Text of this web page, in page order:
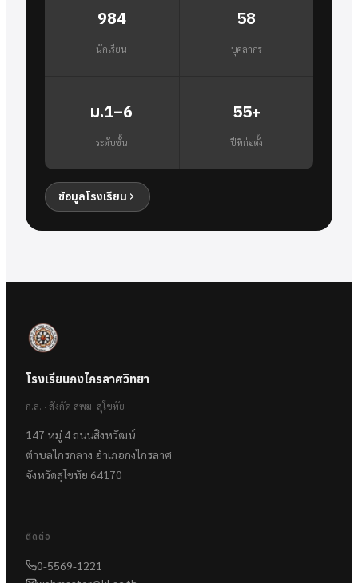
984
นักเรียน
58
บุคลากร
ม.1–6
ระดับชั้น
55+
ปีที่ก่อตั้ง
ข้อมูลโรงเรียน
โรงเรียนกงไกรลาศวิทยา
ก.ล. · สังกัด สพม. สุโขทัย
147 หมู่ 4 ถนนสิงหวัฒน์
ตำบลไกรกลาง อำเภอกงไกรลาศ
จังหวัดสุโขทัย 64170
ติดต่อ
0-5569-1221